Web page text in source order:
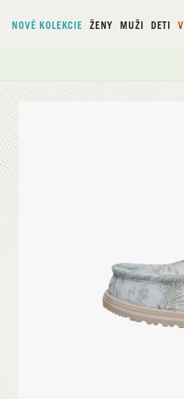
NOVÉ KOLEKCIE ŽENY MUŽI DETI